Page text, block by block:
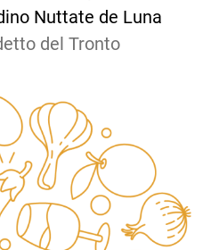
Nuttate de Luna
del Tronto